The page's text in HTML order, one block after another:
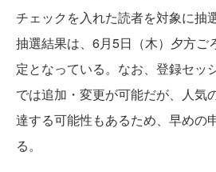
チェックを入れた読者を対象に抽
抽選結果は、6月5日（木）夕方ご
定となっている。なお、登録セッ
では追加・変更が可能だが、人気
達する可能性もあるため、早めの
る。